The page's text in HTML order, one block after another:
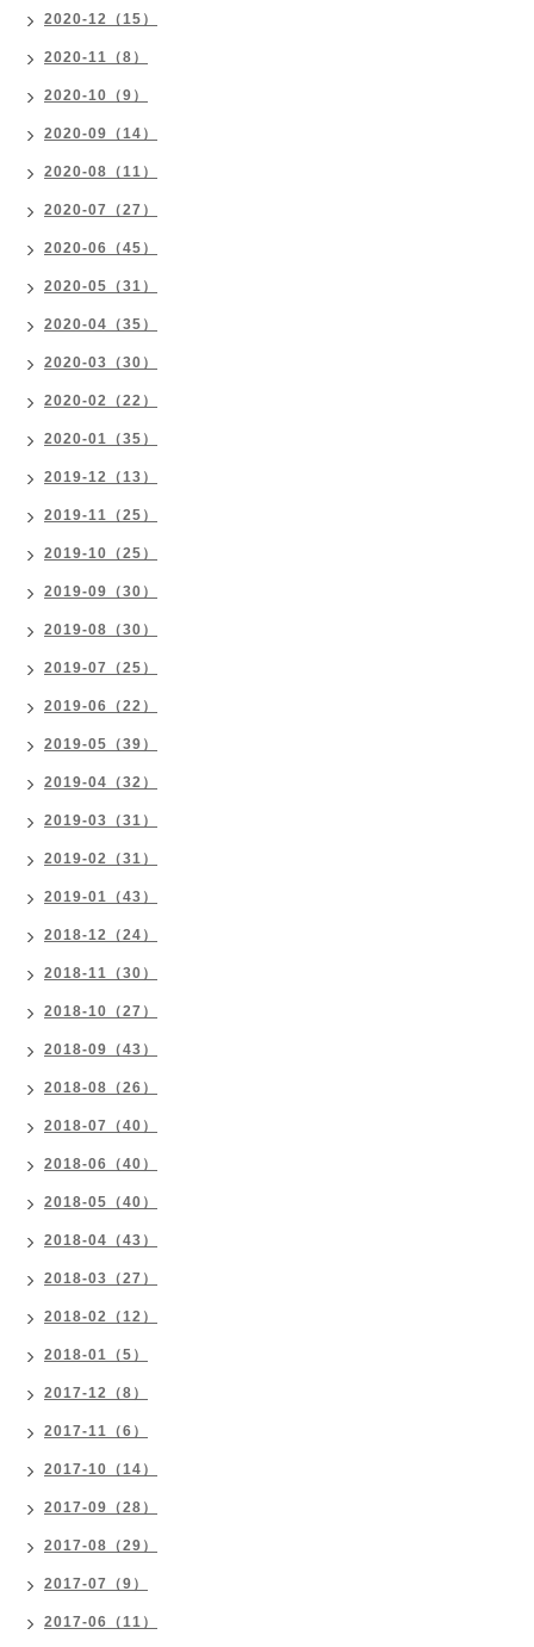
2020-12（15）
2020-11（8）
2020-10（9）
2020-09（14）
2020-08（11）
2020-07（27）
2020-06（45）
2020-05（31）
2020-04（35）
2020-03（30）
2020-02（22）
2020-01（35）
2019-12（13）
2019-11（25）
2019-10（25）
2019-09（30）
2019-08（30）
2019-07（25）
2019-06（22）
2019-05（39）
2019-04（32）
2019-03（31）
2019-02（31）
2019-01（43）
2018-12（24）
2018-11（30）
2018-10（27）
2018-09（43）
2018-08（26）
2018-07（40）
2018-06（40）
2018-05（40）
2018-04（43）
2018-03（27）
2018-02（12）
2018-01（5）
2017-12（8）
2017-11（6）
2017-10（14）
2017-09（28）
2017-08（29）
2017-07（9）
2017-06（11）